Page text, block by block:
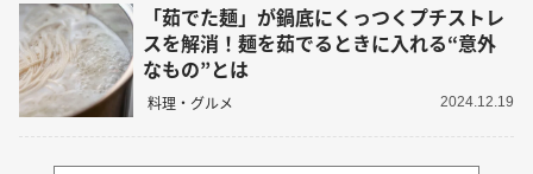
「茹でた麺」が鍋底にくっつくプチストレ
スを解消！麺を茹でるときに入れる“意外
なもの”とは
料理・グルメ 2024.12.19